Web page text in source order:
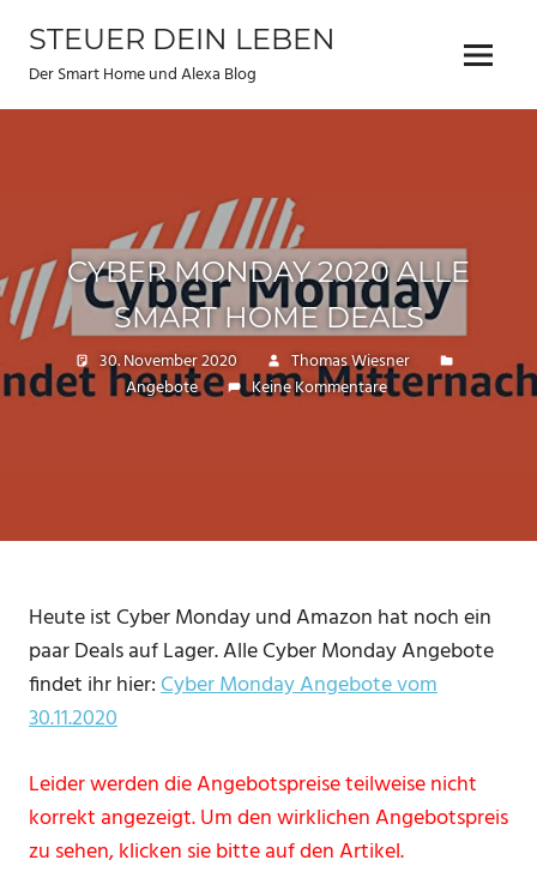
Inhalt
springen
STEUER DEIN LEBEN
Der Smart Home und Alexa Blog Menu
CYBER MONDAY 2020 ALLE
SMART HOME DEALS
30. November 2020
Thomas Wiesner
Angebote
Keine Kommentare
Heute ist Cyber Monday und Amazon hat noch ein
paar Deals auf Lager. Alle Cyber Monday Angebote
findet ihr hier:Cyber Monday Angebote vom
30.11.2020
Leider werden die Angebotspreise teilweise nicht
korrekt angezeigt. Um den wirklichen Angebotspreis
zu sehen, klicken sie bitte auf den Artikel.